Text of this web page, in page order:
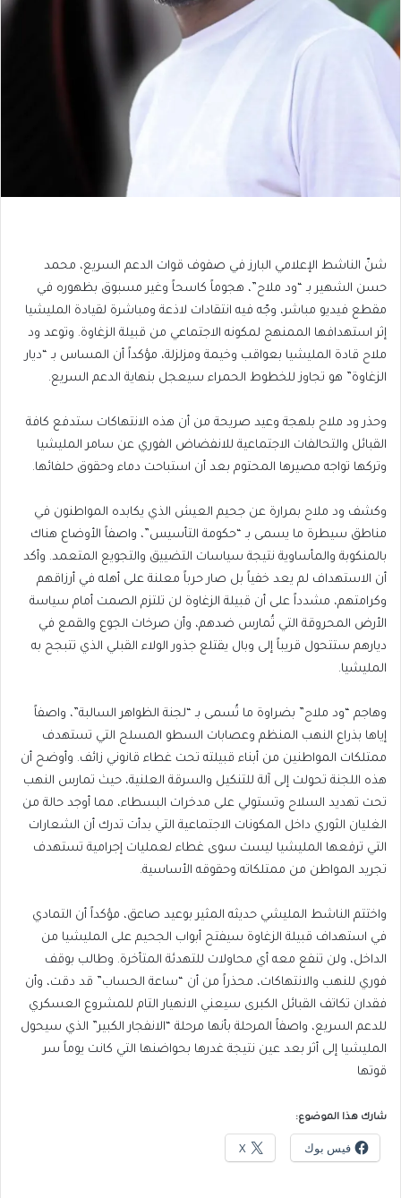
​شنّ الناشط الإعلامي البارز في صفوف قوات الدعم السريع، محمد
حسن الشهير بـ “ود ملاح”، هجوماً كاسحاً وغير مسبوق بظهوره في
مقطع فيديو مباشر، وجّه فيه انتقادات لاذعة ومباشرة لقيادة المليشيا
إثر استهدافها الممنهج لمكونه الاجتماعي من قبيلة الزغاوة. وتوعد ود
ملاح قادة المليشيا بعواقب وخيمة ومزلزلة، مؤكداً أن المساس بـ “ديار
الزغاوة” هو تجاوز للخطوط الحمراء سيعجل بنهاية الدعم السريع.
وحذر ود ملاح بلهجة وعيد صريحة من أن هذه الانتهاكات ستدفع كافة
القبائل والتحالفات الاجتماعية للانفضاض الفوري عن سامر المليشيا
وتركها تواجه مصيرها المحتوم بعد أن استباحت دماء وحقوق حلفائها.
​وكشف ود ملاح بمرارة عن جحيم العيش الذي يكابده المواطنون في
مناطق سيطرة ما يسمى بـ “حكومة التأسيس”، واصفاً الأوضاع هناك
بالمنكوبة والمأساوية نتيجة سياسات التضييق والتجويع المتعمد. وأكد
أن الاستهداف لم يعد خفياً بل صار حرباً معلنة على أهله في أرزاقهم
وكرامتهم، مشدداً على أن قبيلة الزغاوة لن تلتزم الصمت أمام سياسة
الأرض المحروقة التي تُمارس ضدهم، وأن صرخات الجوع والقمع في
ديارهم ستتحول قريباً إلى وبال يقتلع جذور الولاء القبلي الذي تتبجح به
المليشيا.
​وهاجم “ود ملاح” بضراوة ما تُسمى بـ “لجنة الظواهر السالبة”، واصفاً
إياها بذراع النهب المنظم وعصابات السطو المسلح التي تستهدف
ممتلكات المواطنين من أبناء قبيلته تحت غطاء قانوني زائف. وأوضح أن
هذه اللجنة تحولت إلى آلة للتنكيل والسرقة العلنية، حيث تمارس النهب
تحت تهديد السلاح وتستولي على مدخرات البسطاء، مما أوجد حالة من
الغليان الثوري داخل المكونات الاجتماعية التي بدأت تدرك أن الشعارات
التي ترفعها المليشيا ليست سوى غطاء لعمليات إجرامية تستهدف
تجريد المواطن من ممتلكاته وحقوقه الأساسية.
​واختتم الناشط المليشي حديثه المثير بوعيد صاعق، مؤكداً أن التمادي
في استهداف قبيلة الزغاوة سيفتح أبواب الجحيم على المليشيا من
الداخل، ولن تنفع معه أي محاولات للتهدئة المتأخرة. وطالب بوقف
فوري للنهب والانتهاكات، محذراً من أن “ساعة الحساب” قد دقت، وأن
فقدان تكاتف القبائل الكبرى سيعني الانهيار التام للمشروع العسكري
للدعم السريع، واصفاً المرحلة بأنها مرحلة “الانفجار الكبير” الذي سيحول
المليشيا إلى أثر بعد عين نتيجة غدرها بحواضنها التي كانت يوماً سر
قوتها
شارك هذا الموضوع:
فيس بوك X